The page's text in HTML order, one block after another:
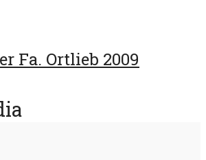
Fa. Ortlieb 2009